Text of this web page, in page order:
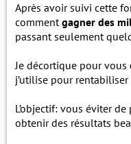
Après avoir suivi cette
commentgagner des
passant seulement
Je décortique pour vous
j’utilise pour
L’objectif: vous éviter
obtenir des résultats